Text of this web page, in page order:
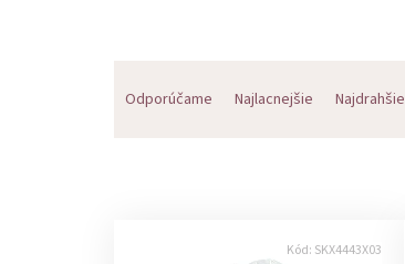
Odporúčame Najlacnejšie Najdrahšie
Kód: SKX4443X03